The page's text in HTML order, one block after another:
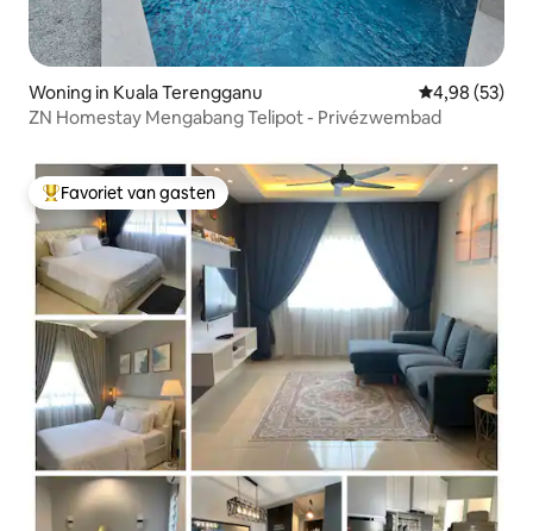
Woning in Kuala Terengganu Gemiddelde
4,98 (53)
ZN Homestay Mengabang Telipot - Privézwembad
Topfavoriet van gasten
Favoriet van gasten